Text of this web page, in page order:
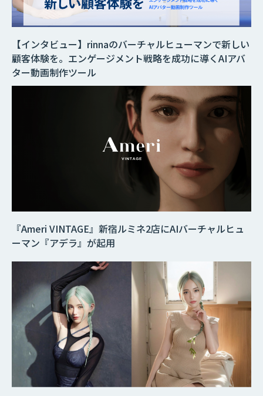
『Ameri VINTAGE』新宿ルミネ2店にAIバーチャルヒュ
ーマン『アデラ』が起用
【インタビュー】rinnaのバーチャルヒューマンで新しい
顧客体験を。エンゲージメント戦略を成功に導くAIアバ
ター動画制作ツール